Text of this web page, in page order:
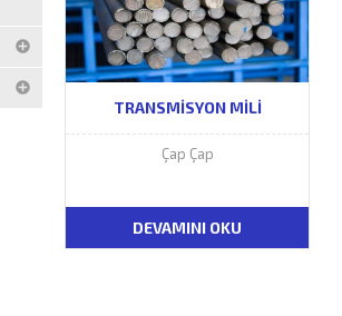
TRANSMISYON MILI
Çap Çap
DEVAMINI OKU